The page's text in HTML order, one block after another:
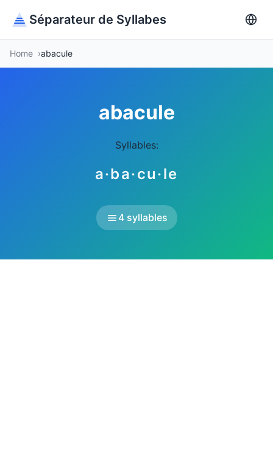
Séparateur de Syllabes
Home abacule
abacule
Syllables:
a·ba·cu·le
4 syllables